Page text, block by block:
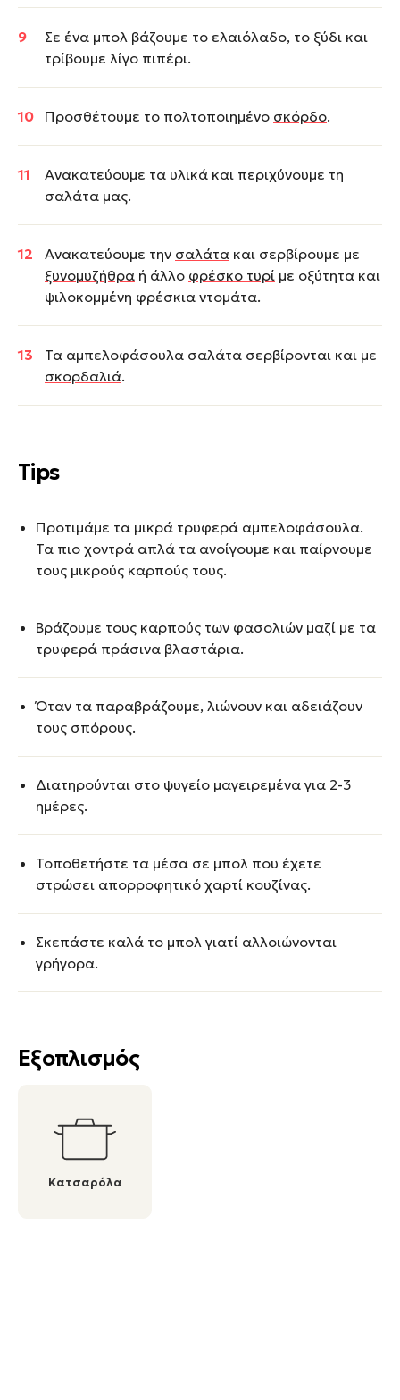
Εξοπλισμός
Κατσαρόλα
Σε ένα μπολ βάζουμε το ελαιόλαδο, το ξύδι και
τρίβουμε λίγο πιπέρι.
Προσθέτουμε το πολτοποιημένο σκόρδο.
Ανακατεύουμε τα υλικά και περιχύνουμε τη
σαλάτα μας.
Ανακατεύουμε την σαλάτα και σερβίρουμε με
ξυνομυζήθρα ή άλλο φρέσκο τυρί με οξύτητα και
ψιλοκομμένη φρέσκια ντομάτα.
Τα αμπελοφάσουλα σαλάτα σερβίρονται και με
σκορδαλιά.
Tips
Προτιμάμε τα μικρά τρυφερά αμπελοφάσουλα.
Τα πιο χοντρά απλά τα ανοίγουμε και παίρνουμε
τους μικρούς καρπούς τους.
Βράζουμε τους καρπούς των φασολιών μαζί με τα
τρυφερά πράσινα βλαστάρια.
Όταν τα παραβράζουμε, λιώνουν και αδειάζουν
τους σπόρους.
Διατηρούνται στο ψυγείο μαγειρεμένα για 2-3
ημέρες.
Τοποθετήστε τα μέσα σε μπολ που έχετε
στρώσει απορροφητικό χαρτί κουζίνας.
Σκεπάστε καλά το μπολ γιατί αλλοιώνονται
γρήγορα.